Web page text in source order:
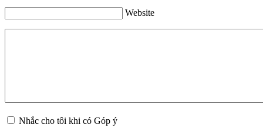
Website
Nhắc cho tôi khi có Góp ý